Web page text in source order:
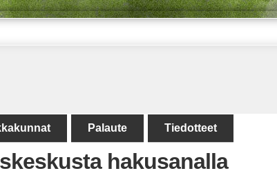
Palaute Tiedotteet
hakusanalla